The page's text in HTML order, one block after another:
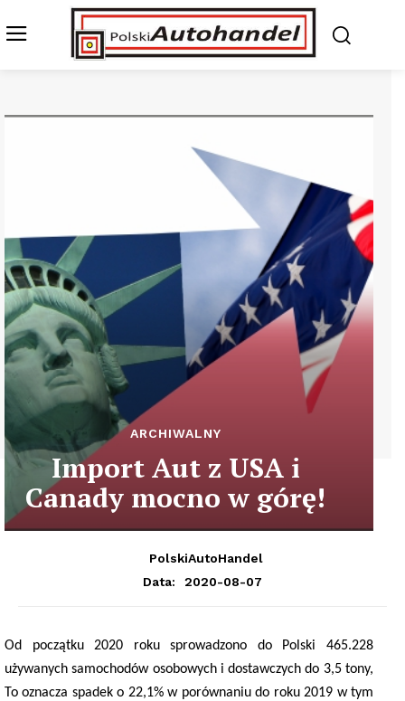
ARCHIWALNY
Import Aut z USA i
Canady mocno w górę!
PolskiAutoHandel
Data:
2020-08-07
Od początku 2020 roku sprowadzono do Polski 465.228
używanych samochodów osobowych i dostawczych do 3,5 tony,
To oznacza spadek o 22,1% w porównaniu do roku 2019 w tym